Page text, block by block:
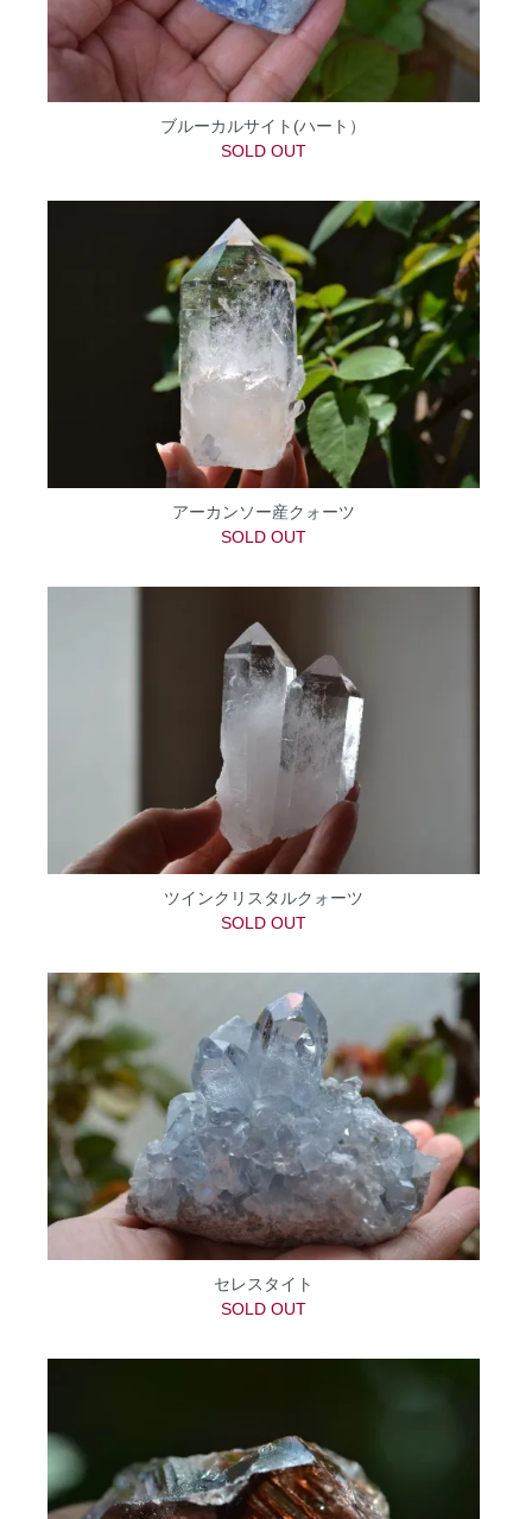
ブルーカルサイト(ハート）
SOLD OUT
アーカンソー産クォーツ
SOLD OUT
ツインクリスタルクォーツ
SOLD OUT
セレスタイト
SOLD OUT